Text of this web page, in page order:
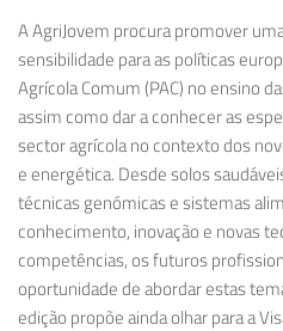
A AgriJovem procura promover
sensibilidade para as políticas
Agrícola Comum(PAC) no ensino
assim como dar a conhecer as
sector agrícola no contexto dos
e energética. Desde solos
técnicas genómicas e sistemas
conhecimento, inovação e novas
competências, os futuros
oportunidade de abordar estas
edição propõe ainda olhar para a